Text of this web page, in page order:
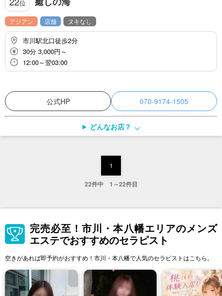
位
アジアン 店舗 ヌキなし
市川駅北口徒歩2分
30分 3,000円～
12:00～翌03:00
公式HP 070-9174-1505
どんなお店？
1
22件中 1～22件目
完売必至！市川・本八幡エリアのメンズ
エステでおすすめのセラピスト
空きがあれば即予約がおすすめ！市川・本八幡で人気のセラピストはこちら。